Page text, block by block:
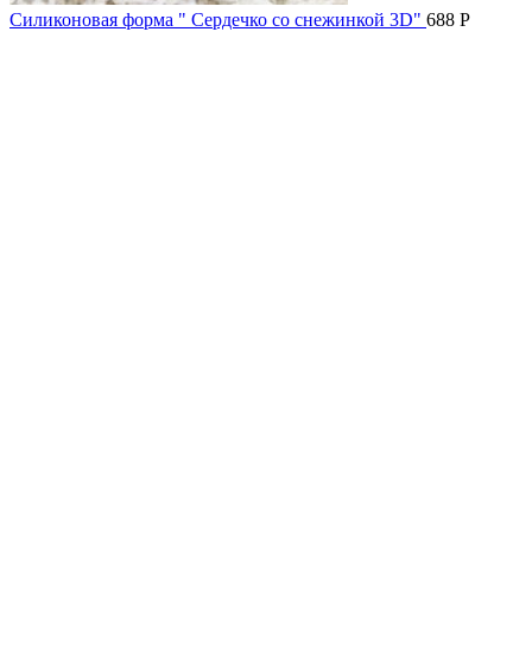
Силиконовая форма " Сердечко со снежинкой 3D" 688 Р